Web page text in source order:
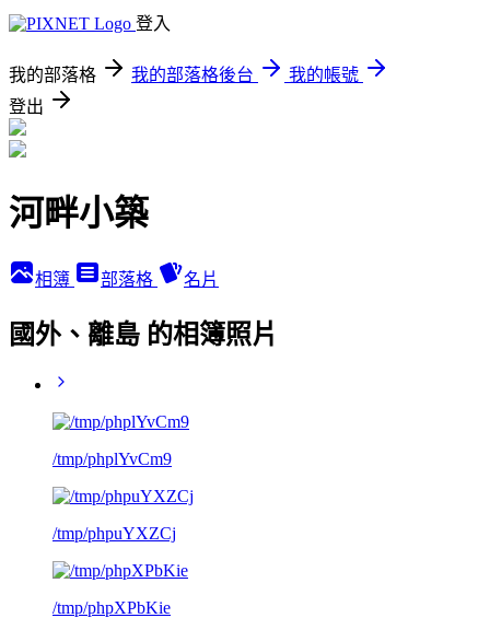
登入
我的部落格 我的部落格後台
我的帳號
登出
河畔小築
相簿 部落格 名片
國外、離島 的相簿照片
/tmp/phplYvCm9
/tmp/phpuYXZCj
/tmp/phpXPbKie